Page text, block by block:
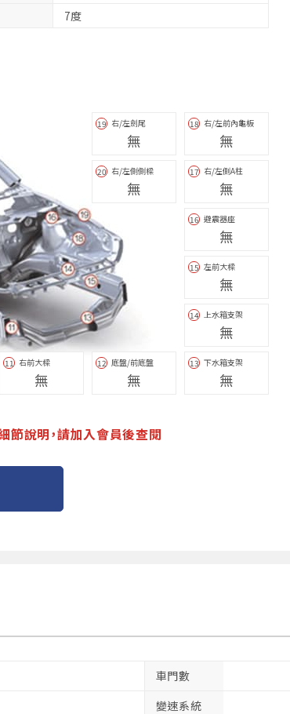
7度
11 右前大樑
無
12 底盤/前底盤
無
13 下水箱支架
無
14 上水箱支架
無
15 左前大樑
無
16 避震器座
無
17 右/左側A柱
無
18 右/左前內龜板
無
19 右/左劍尾
無
20 右/左側側樑
無
節說明，請加入會員後查閱
車門數
變速系統